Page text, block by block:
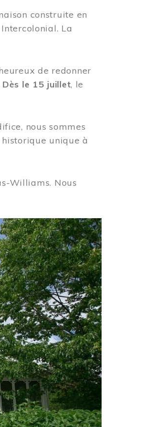
construite en
La
de redonner
Dès le 15 juillet, le
nous sommes
unique à
Williams. Nous